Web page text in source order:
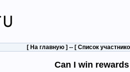
[ На главную ] -- [ Список
Can I win